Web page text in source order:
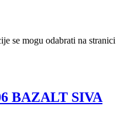
se mogu odabrati na stranici
BAZALT SIVA